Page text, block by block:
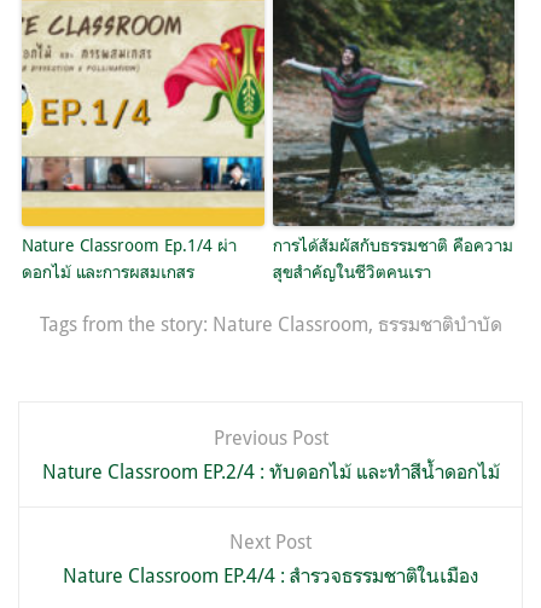
Nature Classroom Ep.1/4 ผ่า
ดอกไม้ และการผสมเกสร
การได้สัมผัสกับธรรมชาติ คือความ
สุขสำคัญในชีวิตคนเรา
Tags from the story: Nature Classroom, ธรรมชาติบำบัด
เรื่อง
Previous Post
Nature Classroom EP.2/4 : ทับดอกไม้ และทำสีน้ำดอกไม้
Next Post
Nature Classroom EP.4/4 : สำรวจธรรมชาติในเมือง